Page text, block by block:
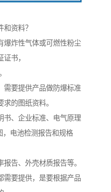
资料？
爆炸性气体或可燃性粉尘
书，
需要提供产品做防爆标准
的图纸资料。
书、企业标准、电气原理
，电池检测报告和规格
告、外壳材质报告等。
需要提供，是要根据产品